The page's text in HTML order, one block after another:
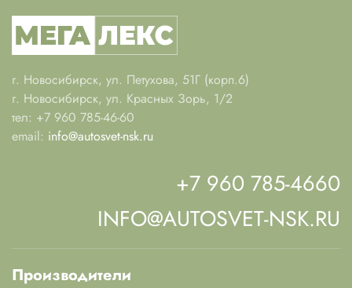
г. Новосибирск, ул. Петухова, 51Г (корп.6)
г. Новосибирск, ул. Красных Зорь, 1/2
тел: +7 960 785-46-60
email: info@autosvet-nsk.ru
+7 960 785-4660
INFO@AUTOSVET-NSK.RU
Производители